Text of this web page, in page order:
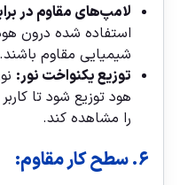
لامپ‌های مقاوم در
استفاده شده درون هود
شیمیایی مقاوم باشند.
توزیع یکنواخت نور:
هود توزیع شود تا
را مشاهده کند.
۶. سطح کار مقاوم: